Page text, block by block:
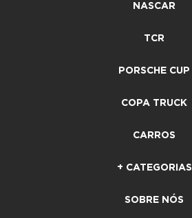
NASCAR
TCR
PORSCHE CUP
COPA TRUCK
CARROS
+ CATEGORIAS
SOBRE NÓS